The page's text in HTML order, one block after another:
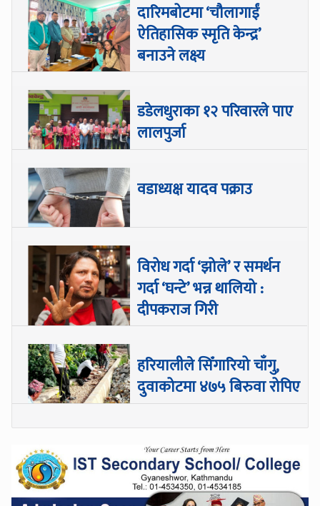
दारिमबोटमा ‘चौलागाईं
ऐतिहासिक स्मृति केन्द्र’
बनाउने लक्ष्य
डडेलधुराका १२ परिवारले पाए
लालपुर्जा
वडाध्यक्ष यादव पक्राउ
विरोध गर्दा ‘झोले’ र समर्थन
गर्दा ‘घन्टे’ भन्न थालियो :
दीपकराज गिरी
हरियालीले सिँगारियो चाँगु,
दुवाकोटमा ४७५ बिरुवा रोपिए